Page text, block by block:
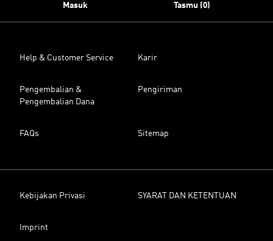
Masuk Tasmu (0)
Help & Customer Service Karir
Pengembalian &
Pengembalian Dana
Pengiriman
FAQs Sitemap
Kebijakan Privasi SYARAT DAN KETENTUAN
Imprint